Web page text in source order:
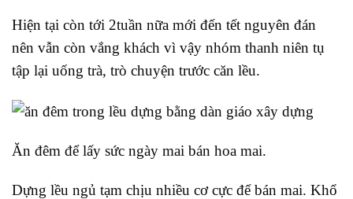
Hiện tại còn tới 2tuần nữa mới đến tết nguyên đán
nên vẫn còn vắng khách vì vậy nhóm thanh niên tụ
tập lại uống trà, trò chuyện trước căn lều.
Ăn đêm để lấy sức ngày mai bán hoa mai.
Dựng lều ngủ tạm chịu nhiều cơ cực để bán mai. Khổ